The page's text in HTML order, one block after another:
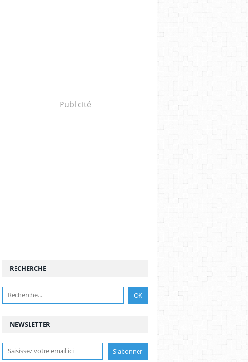
Publicité
NEWSLETTER
RECHERCHE